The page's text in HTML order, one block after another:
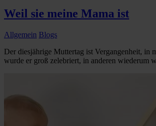
Weil sie meine Mama ist
Allgemein Blogs
Der diesjährige Muttertag ist Vergangenheit, in
wurde er groß zelebriert, in anderen wiederum